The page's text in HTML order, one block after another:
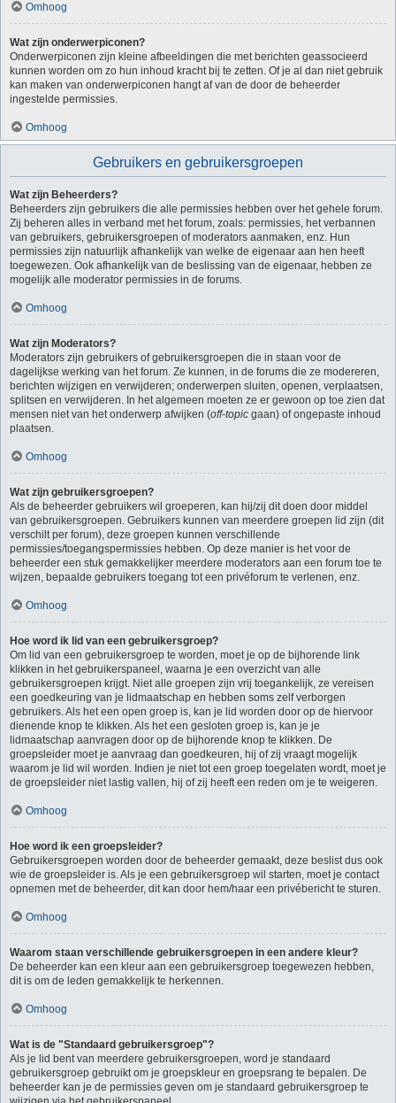
Omhoog
Wat zijn onderwerpiconen?
Onderwerpiconen zijn kleine afbeeldingen die met berichten geassocieerd
kunnen worden om zo hun inhoud kracht bij te zetten. Of je al dan niet gebruik
kan maken van onderwerpiconen hangt af van de door de beheerder
ingestelde permissies.
Omhoog
Gebruikers en gebruikersgroepen
Wat zijn Beheerders?
Beheerders zijn gebruikers die alle permissies hebben over het gehele forum.
Zij beheren alles in verband met het forum, zoals: permissies, het verbannen
van gebruikers, gebruikersgroepen of moderators aanmaken, enz. Hun
permissies zijn natuurlijk afhankelijk van welke de eigenaar aan hen heeft
toegewezen. Ook afhankelijk van de beslissing van de eigenaar, hebben ze
mogelijk alle moderator permissies in de forums.
Omhoog
Wat zijn Moderators?
Moderators zijn gebruikers of gebruikersgroepen die in staan voor de
dagelijkse werking van het forum. Ze kunnen, in de forums die ze modereren,
berichten wijzigen en verwijderen; onderwerpen sluiten, openen, verplaatsen,
splitsen en verwijderen. In het algemeen moeten ze er gewoon op toe zien dat
mensen niet van het onderwerp afwijken (off-topic gaan) of ongepaste inhoud
plaatsen.
Omhoog
Wat zijn gebruikersgroepen?
Als de beheerder gebruikers wil groeperen, kan hij/zij dit doen door middel
van gebruikersgroepen. Gebruikers kunnen van meerdere groepen lid zijn (dit
verschilt per forum), deze groepen kunnen verschillende
permissies/toegangspermissies hebben. Op deze manier is het voor de
beheerder een stuk gemakkelijker meerdere moderators aan een forum toe te
wijzen, bepaalde gebruikers toegang tot een privéforum te verlenen, enz.
Omhoog
Hoe word ik lid van een gebruikersgroep?
Om lid van een gebruikersgroep te worden, moet je op de bijhorende link
klikken in het gebruikerspaneel, waarna je een overzicht van alle
gebruikersgroepen krijgt. Niet alle groepen zijn vrij toegankelijk, ze vereisen
een goedkeuring van je lidmaatschap en hebben soms zelf verborgen
gebruikers. Als het een open groep is, kan je lid worden door op de hiervoor
dienende knop te klikken. Als het een gesloten groep is, kan je je
lidmaatschap aanvragen door op de bijhorende knop te klikken. De
groepsleider moet je aanvraag dan goedkeuren, hij of zij vraagt mogelijk
waarom je lid wil worden. Indien je niet tot een groep toegelaten wordt, moet je
de groepsleider niet lastig vallen, hij of zij heeft een reden om je te weigeren.
Omhoog
Hoe word ik een groepsleider?
Gebruikersgroepen worden door de beheerder gemaakt, deze beslist dus ook
wie de groepsleider is. Als je een gebruikersgroep wil starten, moet je contact
opnemen met de beheerder, dit kan door hem/haar een privébericht te sturen.
Omhoog
Waarom staan verschillende gebruikersgroepen in een andere kleur?
De beheerder kan een kleur aan een gebruikersgroep toegewezen hebben,
dit is om de leden gemakkelijk te herkennen.
Omhoog
Wat is de "Standaard gebruikersgroep"?
Als je lid bent van meerdere gebruikersgroepen, word je standaard
gebruikersgroep gebruikt om je groepskleur en groepsrang te bepalen. De
beheerder kan je de permissies geven om je standaard gebruikersgroep te